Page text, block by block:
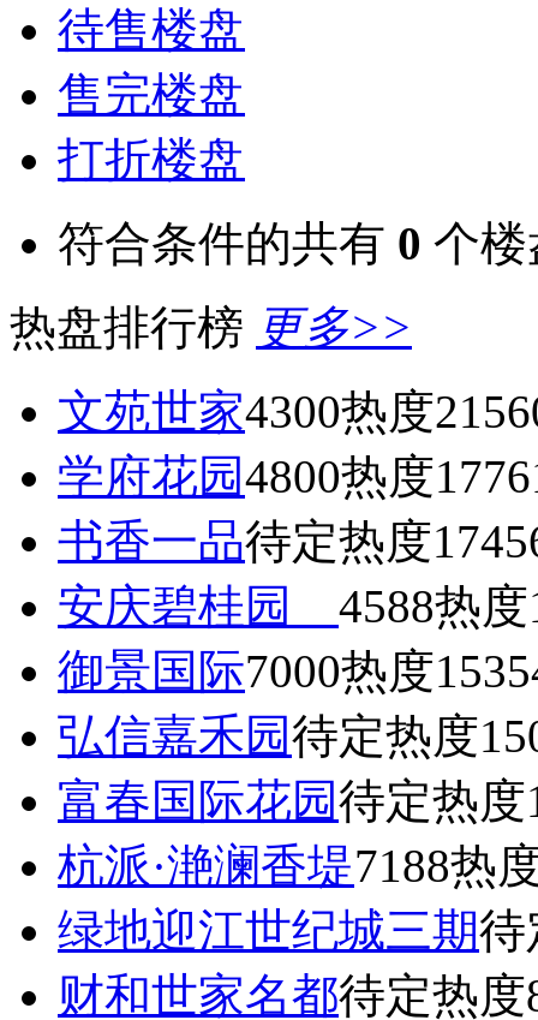
待售楼盘
售完楼盘
打折楼盘
符合条件的共有 0 个楼
热盘排行榜 更多>>
文苑世家4300热度
学府花园4800热度
书香一品待定热度
安庆碧桂园 4588热度
御景国际7000热度
弘信嘉禾园待定热度
富春国际花园待定热度
杭派·滟澜香堤7188热
绿地迎江世纪城三期待
财和世家名都待定热度